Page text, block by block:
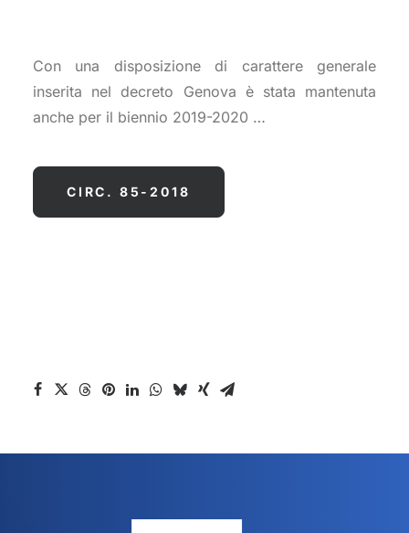
Con una disposizione di carattere generale
inserita nel decreto Genova è stata mantenuta
anche per il biennio 2019-2020 …
CIRC. 85-2018